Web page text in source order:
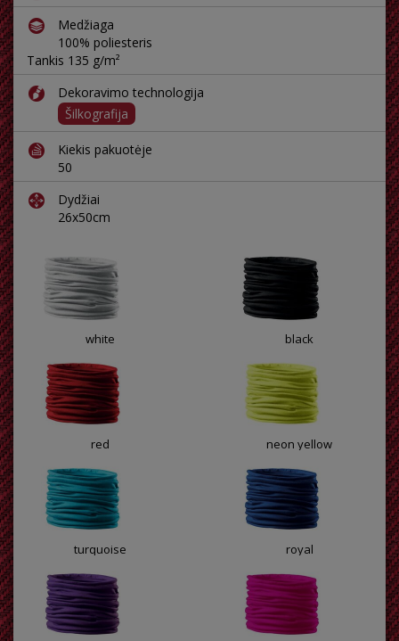
Medžiaga
100% poliesteris
Tankis 135 g/m²
Dekoravimo technologija
Šilkografija
Kiekis pakuotėje
50
Dydžiai
26x50cm
white black
red neon yellow
turquoise royal